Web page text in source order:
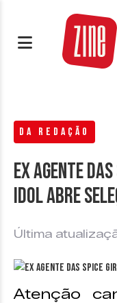
DA REDAÇÃO
Ex agente
Idol abre
Última
Atenção